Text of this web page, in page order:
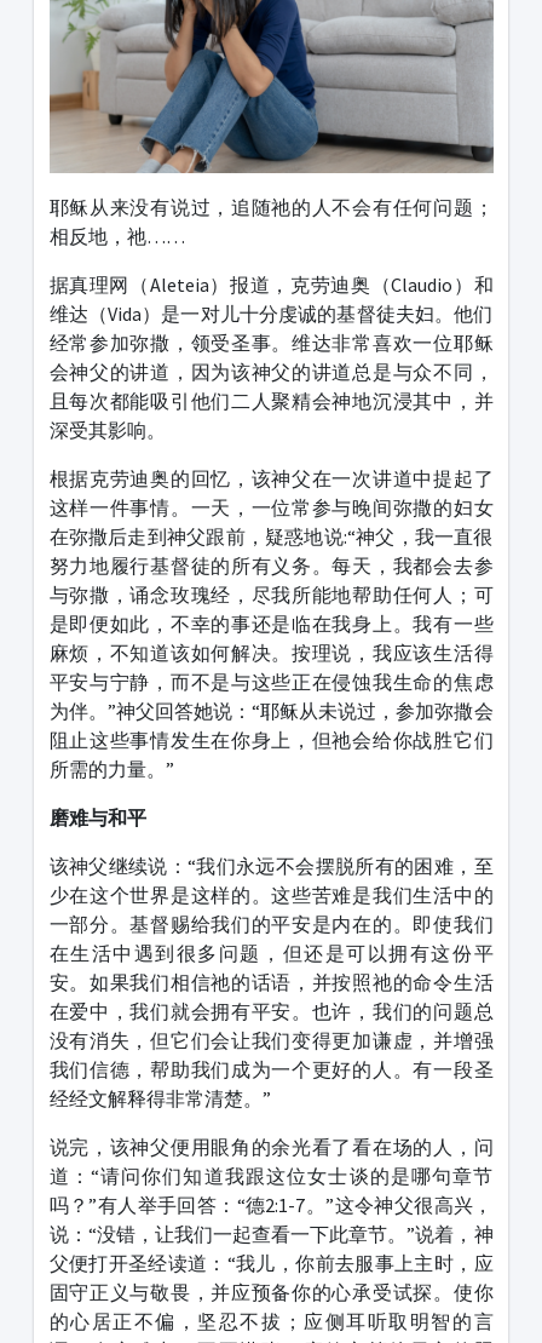
耶稣从来没有说过，追随祂的人不会有任何问题；
相反地，祂……
据真理网（Aleteia）报道，克劳迪奥（Claudio）和
维达（Vida）是一对儿十分虔诚的基督徒夫妇。他们
经常参加弥撒，领受圣事。维达非常喜欢一位耶稣
会神父的讲道，因为该神父的讲道总是与众不同，
且每次都能吸引他们二人聚精会神地沉浸其中，并
深受其影响。
根据克劳迪奥的回忆，该神父在一次讲道中提起了
这样一件事情。一天，一位常参与晚间弥撒的妇女
在弥撒后走到神父跟前，疑惑地说:“神父，我一直很
努力地履行基督徒的所有义务。每天，我都会去参
与弥撒，诵念玫瑰经，尽我所能地帮助任何人；可
是即便如此，不幸的事还是临在我身上。我有一些
麻烦，不知道该如何解决。按理说，我应该生活得
平安与宁静，而不是与这些正在侵蚀我生命的焦虑
为伴。”神父回答她说：“耶稣从未说过，参加弥撒会
阻止这些事情发生在你身上，但祂会给你战胜它们
所需的力量。”
磨难与和平
该神父继续说：“我们永远不会摆脱所有的困难，至
少在这个世界是这样的。这些苦难是我们生活中的
一部分。基督赐给我们的平安是内在的。即使我们
在生活中遇到很多问题，但还是可以拥有这份平
安。如果我们相信祂的话语，并按照祂的命令生活
在爱中，我们就会拥有平安。也许，我们的问题总
没有消失，但它们会让我们变得更加谦虚，并增强
我们信德，帮助我们成为一个更好的人。有一段圣
经经文解释得非常清楚。”
说完，该神父便用眼角的余光看了看在场的人，问
道：“请问你们知道我跟这位女士谈的是哪句章节
吗？”有人举手回答：“德2:1-7。”这令神父很高兴，
说：“没错，让我们一起查看一下此章节。”说着，神
父便打开圣经读道：“我儿，你前去服事上主时，应
固守正义与敬畏，并应预备你的心承受试探。使你
的心居正不偏，坚忍不拔；应侧耳听取明智的言